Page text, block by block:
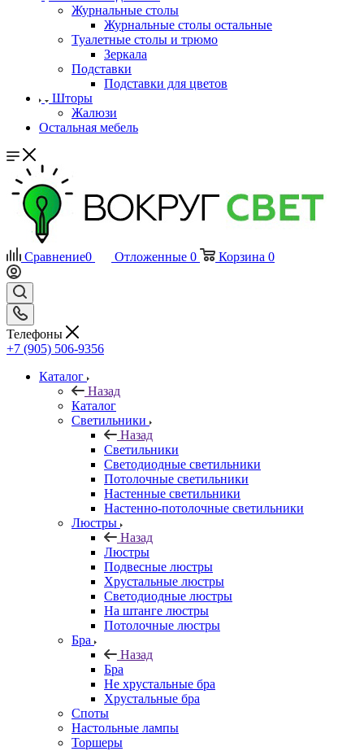
Журнальные столы
Журнальные столы остальные
Туалетные столы и трюмо
Зеркала
Подставки
Подставки для цветов
Шторы
Жалюзи
Остальная мебель
Сравнение0 Отложенные 0 Корзина 0
Телефоны
+7 (905) 506-9356
Каталог
Назад
Каталог
Светильники
Назад
Светильники
Светодиодные светильники
Потолочные светильники
Настенные светильники
Настенно-потолочные светильники
Люстры
Назад
Люстры
Подвесные люстры
Хрустальные люстры
Светодиодные люстры
На штанге люстры
Потолочные люстры
Бра
Назад
Бра
Не хрустальные бра
Хрустальные бра
Споты
Настольные лампы
Торшеры